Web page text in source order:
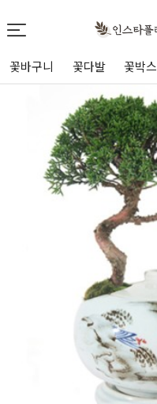
꽃바구니 꽃다발 꽃박스